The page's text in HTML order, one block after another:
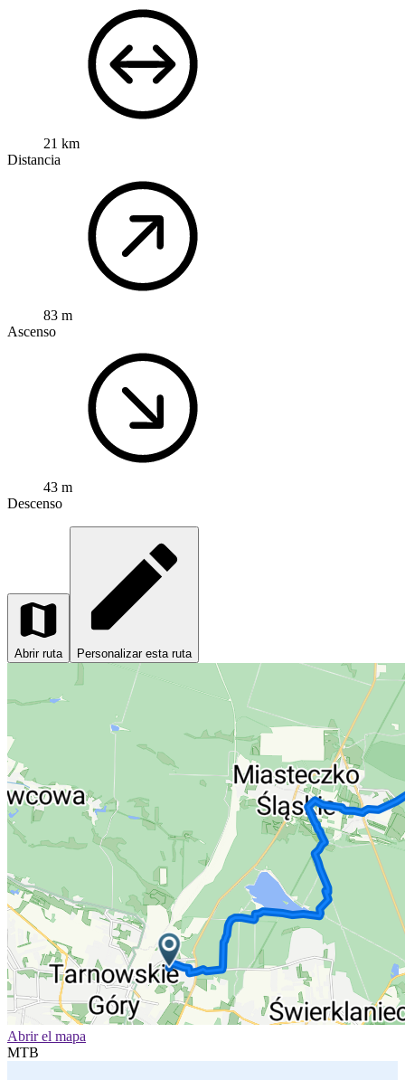
21 km
Distancia
83 m
Ascenso
43 m
Descenso
Abrir ruta Personalizar esta ruta
Abrir el mapa
MTB